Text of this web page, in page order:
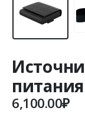
питания
6,100.00₽